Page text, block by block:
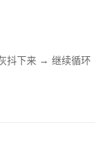
抖下来 → 继续循环